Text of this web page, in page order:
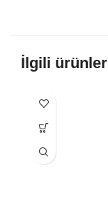
İlgili ürünler